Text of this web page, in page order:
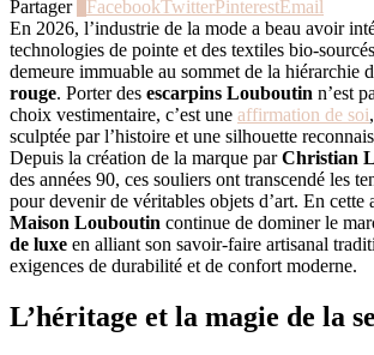
Partager FacebookTwitterPinterestEmail
En 2026, l’industrie de la mode a beau avoir
technologies de pointe et des textiles bio-
demeure immuable au sommet de la hiérarchie
rouge. Porter des escarpins Louboutin n’est
choix vestimentaire, c’est une affirmation de soi
sculptée par l’histoire et une silhouette
Depuis la création de la marque parChristian
des années 90, ces souliers ont transcendé les
pour devenir de véritables objets d’art. En cette
Maison Louboutin continue de dominer le
de luxe en alliant son savoir-faire artisanal
exigences de durabilité et de confort moderne.
L’héritage et la magie de la